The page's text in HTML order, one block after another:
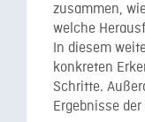
zusammen,
welche
In diesem
konkreten
Schritte.
Ergebnisse